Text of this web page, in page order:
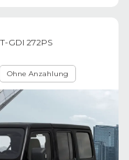
GDI 272PS
Ohne Anzahlung